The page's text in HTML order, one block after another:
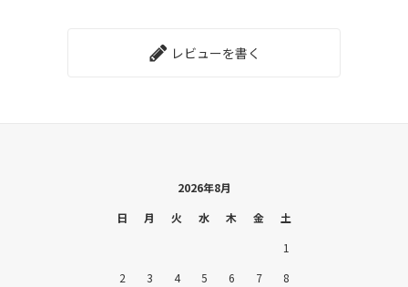
レビューを書く
2026年8月
日
月 火 水 木 金
土
1
2
3 4 5 6 7
8